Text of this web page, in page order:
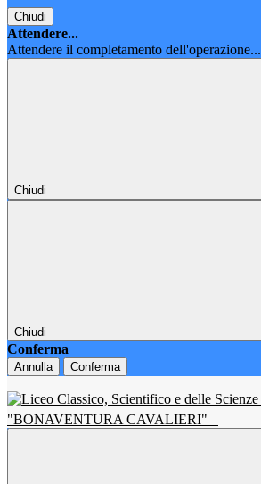
Chiudi
Attendere...
Attendere il completamento dell'operazione...
Chiudi
Chiudi
Conferma
Annulla Conferma
"BONAVENTURA CAVALIERI"